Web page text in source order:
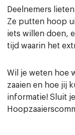
Deelnemers
Ze putten hoop
iets willen doen,
tijd waarin het
Wil je weten hoe
zaaien en hoe jij
informatie! Sluit